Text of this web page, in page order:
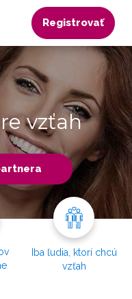
Registrovať
vzťah
Iba ľudia, ktorí chcú
vzťah